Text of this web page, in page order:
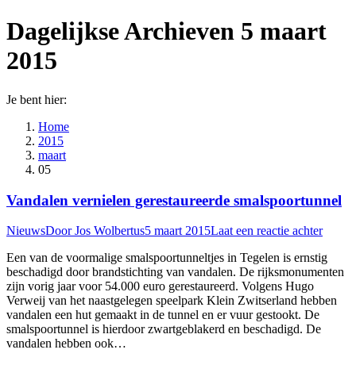
Dagelijkse Archieven 5 maart
2015
Je bent hier:
Home
2015
maart
05
Vandalen vernielen gerestaureerde smalspoortunnel
NieuwsDoorJos Wolbertus5 maart 2015Laat een reactie achter
Een van de voormalige smalspoortunneltjes in Tegelen is ernstig
beschadigd door brandstichting van vandalen. De rijksmonumenten
zijn vorig jaar voor 54.000 euro gerestaureerd. Volgens Hugo
Verweij van het naastgelegen speelpark Klein Zwitserland hebben
vandalen een hut gemaakt in de tunnel en er vuur gestookt. De
smalspoortunnel is hierdoor zwartgeblakerd en beschadigd. De
vandalen hebben ook…